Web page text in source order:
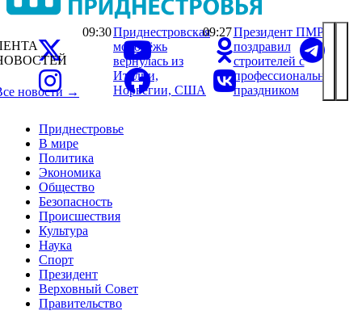
Приднестровье
В мире
Политика
Экономика
Общество
Безопасность
Происшествия
Культура
Наука
Спорт
Президент
Верховный Совет
Правительство
новости →
09:30Приднестровская
молодёжь
вернулась из
Италии,
Норвегии, США
09:27Президент ПМР
поздравил
строителей с
профессиональным
праздником